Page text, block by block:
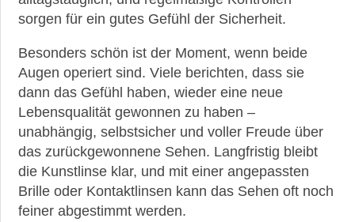
sorgen für ein gutes Gefühl der Sicherheit.
Besonders schön ist der Moment, wenn beide
Augen operiert sind. Viele berichten, dass sie
dann das Gefühl haben, wieder eine neue
Lebensqualität gewonnen zu haben –
unabhängig, selbstsicher und voller Freude über
das zurückgewonnene Sehen. Langfristig bleibt
die Kunstlinse klar, und mit einer angepassten
Brille oder Kontaktlinsen kann das Sehen oft noch
feiner abgestimmt werden.